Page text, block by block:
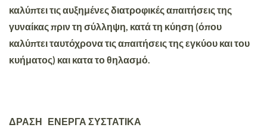
καλύπτει τις αυξημένες διατροφικές απαιτήσεις της
γυναίκας πριν τη σύλληψη, κατά τη κύηση (όπου
καλύπτει ταυτόχρονα τις απαιτήσεις της εγκύου και του
κυήματος) και κατα το θηλασμό.
ΔΡΑΣΗ ΕΝΕΡΓΑ ΣΥΣΤΑΤΙΚΑ